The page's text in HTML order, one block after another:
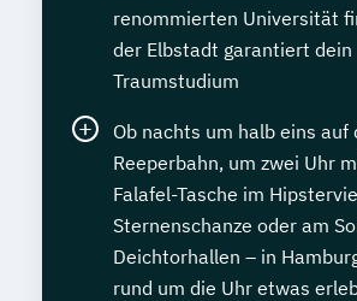
renommierten Universität
der Elbstadt garantiert dein
Traumstudium
Ob nachts um halb eins auf
Reeperbahn, um zwei Uhr
Falafel-Tasche im
Sternenschanze oder am
Deichtorhallen – in
rund um die Uhr etwas